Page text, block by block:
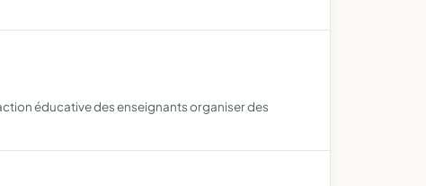
éducative des enseignants organiser des